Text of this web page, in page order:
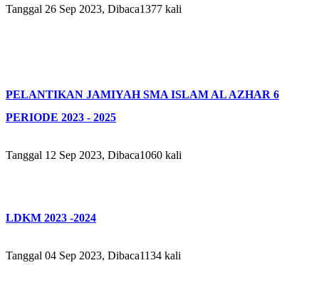
Tanggal 26 Sep 2023, Dibaca1377 kali
PELANTIKAN JAMIYAH SMA ISLAM AL AZHAR 6
PERIODE 2023 - 2025
Tanggal 12 Sep 2023, Dibaca1060 kali
LDKM 2023 -2024
Tanggal 04 Sep 2023, Dibaca1134 kali